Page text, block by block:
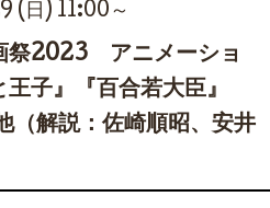
(日) 11:00～
祭2023 アニメーショ
子』『百合若大臣』
（解説：佐崎順昭、安井